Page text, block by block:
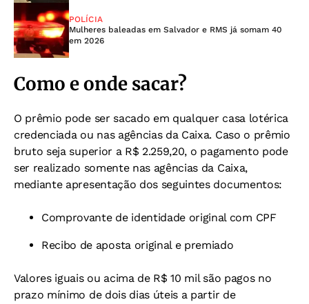
POLÍCIA
Mulheres baleadas em Salvador e RMS já somam 40
em 2026
Como e onde sacar?
O prêmio pode ser sacado em qualquer casa lotérica
credenciada ou nas agências da Caixa. Caso o prêmio
bruto seja superior a R$ 2.259,20, o pagamento pode
ser realizado somente nas agências da Caixa,
mediante apresentação dos seguintes documentos:
Comprovante de identidade original com CPF
Recibo de aposta original e premiado
Valores iguais ou acima de R$ 10 mil são pagos no
prazo mínimo de dois dias úteis a partir de